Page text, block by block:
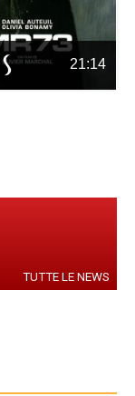
21:14
TUTTE LE NEWS